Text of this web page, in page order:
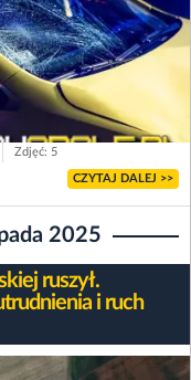
Zdjęć: 5
CZYTAJ DALEJ >>
2025
ruszył.
i ruch